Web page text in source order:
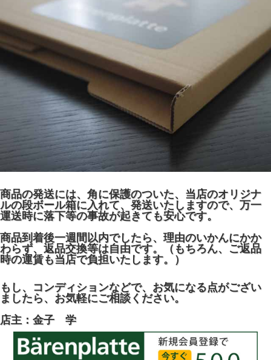
商品の発送には、角に保護のついた、当店のオリジナ
ルの段ボール箱に入れて、発送いたしますので、万一
運送時に落下等の事故が起きても安心です。
商品到着後一週間以内でしたら、理由のいかんにかか
わらず、返品交換等は自由です。（もちろん、ご返品
時の運賃も当店で負担いたします。）
もし、コンディションなどで、お気になる点がござい
ましたら、お気軽にご相談ください。
店主：金子 学